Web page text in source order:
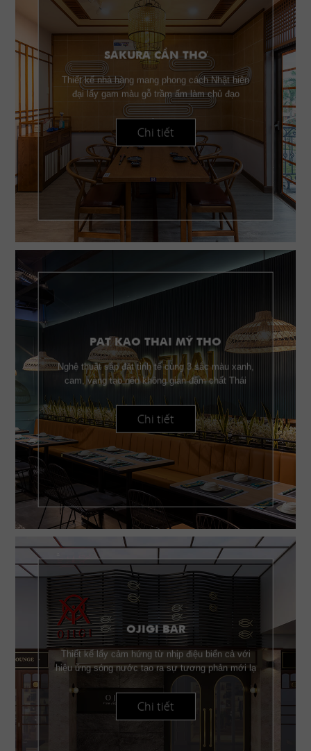
SAKURA CẦN THƠ
Thiết kế nhà hàng mang phong cách Nhật hiện
đại lấy gam màu gỗ trầm ấm làm chủ đạo
Chi tiết
PAT KAO THAI MỸ THO
Nghệ thuật sắp đặt tinh tế cùng 3 sắc màu xanh,
cam, vàng tạo nên không gian đậm chất Thái
Chi tiết
OJIGI BAR
Thiết kế lấy cảm hứng từ nhịp điệu biển cả với
hiệu ứng sóng nước tạo ra sự tương phản mới lạ
Chi tiết